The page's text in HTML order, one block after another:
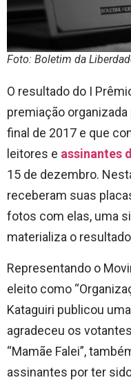
Foto: Boletim da
O resultado do I
premiação organizada
final de 2017 e que
leitores e assinantes
15 de dezembro.
receberam suas
fotos com elas, uma
materializa o
Representando o
eleito como
Kataguiri publicou
agradeceu os
“Mamãe Falei”,
assinantes por ter